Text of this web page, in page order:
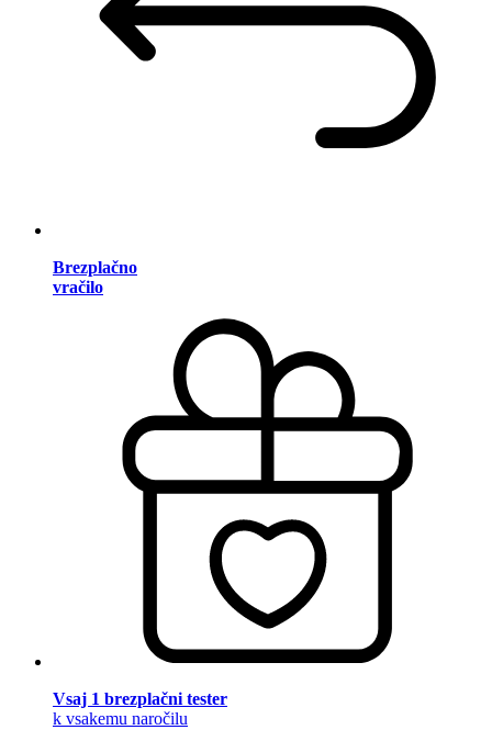
Brezplačno
vračilo
Vsaj 1 brezplačni tester
k vsakemu naročilu